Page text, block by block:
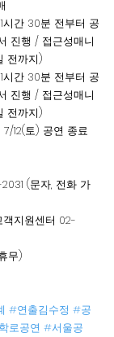
시간 30분 전부터 공
진행 / 접근성매니
전까지)
시간 30분 전부터 공
진행 / 접근성매니
전까지)
12(토) 공연 종료
(문자, 전화 가
객지원센터 02-
무)
#연출김수정 #공
로공연 #서울공